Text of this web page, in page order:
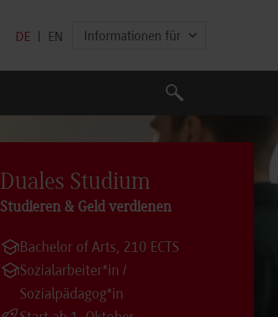
DE EN Informationen für
Suche
Suche
Duales Studium
Studieren & Geld verdienen
Bachelor of Arts, 210 ECTS
Sozialarbeiter*in /
Sozialpädagog*in